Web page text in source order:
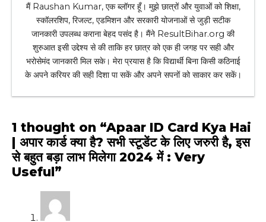
मैं Raushan Kumar, एक ब्लॉगर हूँ। मुझे छात्रों और युवाओं को शिक्षा,
स्कॉलरशिप, रिजल्ट, एडमिशन और सरकारी योजनाओं से जुड़ी सटीक
जानकारी उपलब्ध कराना बेहद पसंद है। मैंने ResultBihar.org की
शुरुआत इसी उद्देश्य से की ताकि हर छात्र को एक ही जगह पर सही और
भरोसेमंद जानकारी मिल सके। मेरा प्रयास है कि विद्यार्थी बिना किसी कठिनाई
के अपने करियर की सही दिशा पा सकें और अपने सपनों को साकार कर सकें।
1 thought on “Apaar ID Card Kya Hai
| अपार कार्ड क्या है? सभी स्टूडेंट के लिए जरुरी है, इस
से बहुत बड़ा लाभ मिलेगा 2024 में : Very
Useful”